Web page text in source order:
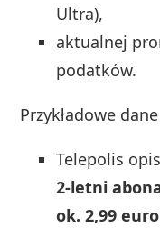
Ultra),
aktualnej
podatków.
Przykładowe
Telepolis
2‑letni
ok. 2,99